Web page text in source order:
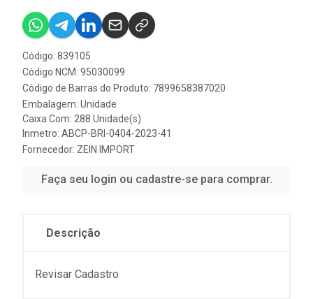
Código: 839105
Código NCM: 95030099
Código de Barras do Produto: 7899658387020
Embalagem: Unidade
Caixa Com: 288 Unidade(s)
Inmetro: ABCP-BRI-0404-2023-41
Fornecedor: ZEIN IMPORT
Faça seu login ou cadastre-se para comprar.
Descrição
Revisar Cadastro